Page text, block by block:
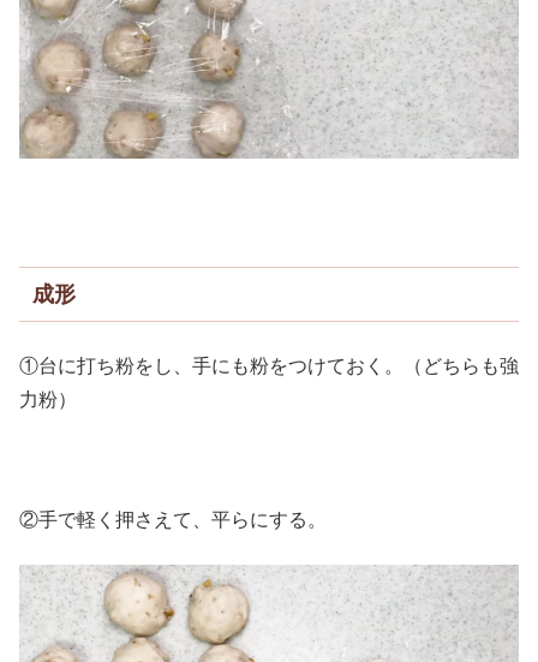
成形
①台に打ち粉をし、手にも粉をつけておく。（どちらも強
力粉）
②手で軽く押さえて、平らにする。